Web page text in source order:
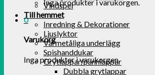
Inga produkter i varukorgen.
0
Varukorg
Inga produkter i varukorgen.
Vindspel
Till hemmet
Inredning & Dekorationer
Ljuslyktor
Värmetåliga underlägg
Spishanddukar
Grytlappar/pannlappar
Dubbla grytlappar